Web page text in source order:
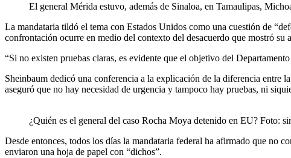
El general Mérida estuvo, además de Sinaloa, en Tamaulipas,
La mandataria tildó el tema con Estados Unidos como una cuestión de
confrontación ocurre en medio del contexto del desacuerdo que mostró
“Si no existen pruebas claras, es evidente que el objetivo del
Sheinbaum dedicó una conferencia a la explicación de la diferencia
aseguró que no hay necesidad de urgencia y tampoco hay pruebas, ni
¿Quién es el general del caso Rocha Moya detenido en EU? Foto:
Desde entonces, todos los días la mandataria federal ha afirmado que no
enviaron una hoja de papel con “dichos”.